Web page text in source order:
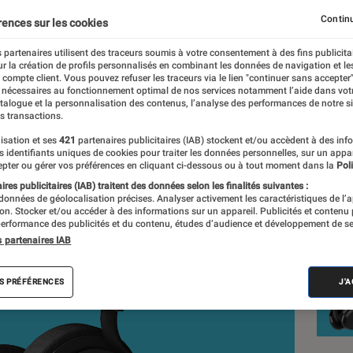
réalisés en toute indépendance du commerce ou des fabricants
et aux équipements de mesures les plus précis. Pour en
comparateur.
VOIR
sur les cookies
partenaires utilisent des traceurs soumis à votre consentement à des fins
la création de profils personnalisés en combinant les données de navigation et
compte client. Vous pouvez refuser les traceurs via le lien "continuer sans
au fonctionnement optimal de nos services notamment l’aide dans
et la personnalisation des contenus, l’analyse des performances de notre
transactions.
et ses 421 partenaires publicitaires (IAB) stockent et/ou accèdent à des
identifiants uniques de cookies pour traiter les données personnelles, sur un
ou gérer vos préférences en cliquant ci-dessous ou à tout moment dans la
publicitaires (IAB) traitent des données selon les finalités suivantes :
de géolocalisation précises. Analyser activement les caractéristiques de
Stocker et/ou accéder à des informations sur un appareil. Publicités et contenu
des publicités et du contenu, études d’audience et développement de
partenaires IAB
PRÉFÉRENCES